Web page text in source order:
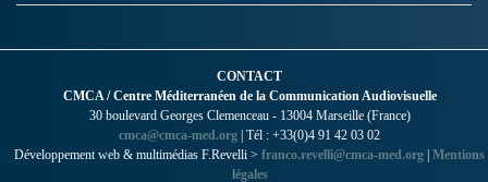
CONTACT
CMCA / Centre Méditerranéen de la Communication Audiovisuelle
30 boulevard Georges Clemenceau - 13004 Marseille (France)
cmca@cmca-med.org | Tél : +33(0)4 91 42 03 02
Développement web & multimédias F.Revelli > franco.revelli@cmca-med.org | Mentions
légales